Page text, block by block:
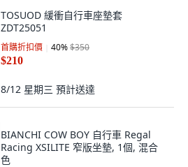
TOSUOD 緩衝自行車座墊套
ZDT25051
首購折扣價 40%$350
$210
8/12 星期三 預計送達
BIANCHI COW BOY 自行車 Regal
Racing XSILITE 窄版坐墊, 1個, 混合
色